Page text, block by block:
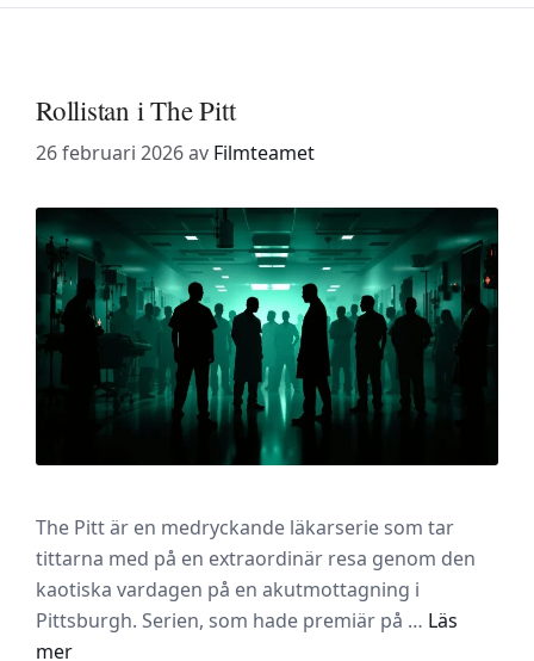
Rollistan i The Pitt
26 februari 2026av Filmteamet
The Pitt är en medryckande läkarserie som tar
tittarna med på en extraordinär resa genom den
kaotiska vardagen på en akutmottagning i
Pittsburgh. Serien, som hade premiär på … Läs
mer